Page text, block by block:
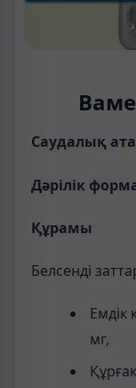
Саудалық
Дәрілік
Құрамы
Белсенді
Емдік
мг,